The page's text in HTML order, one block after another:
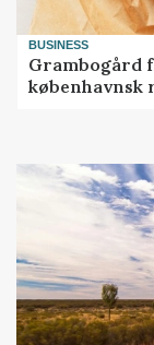
BUSINESS
Grambogård
københavnsk